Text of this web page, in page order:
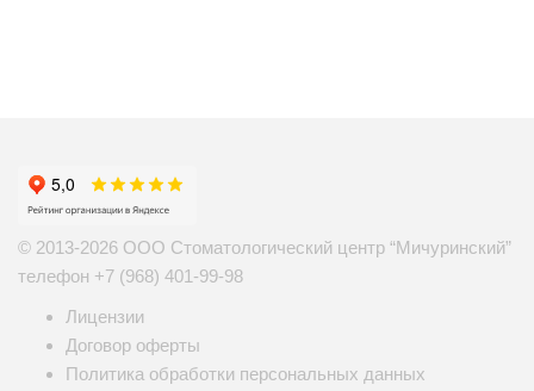
© 2013-2026 ООО Стоматологический центр “Мичуринский”
телефон +7 (968) 401-99-98
Лицензии
Договор оферты
Политика обработки персональных данных